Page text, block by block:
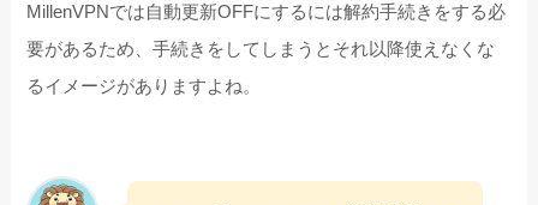
MillenVPNでは自動更新OFFにするには解約手続きをする必
要があるため、手続きをしてしまうとそれ以降使えなくな
るイメージがありますよね。